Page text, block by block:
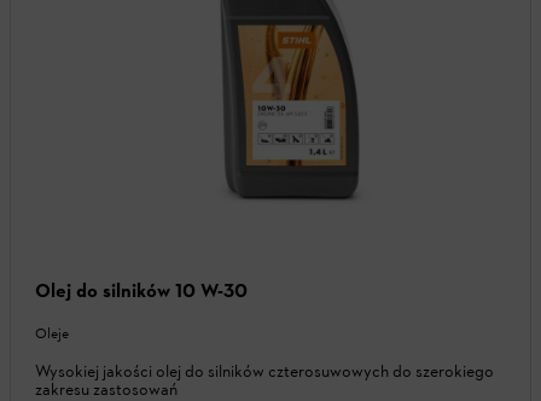
Olej do silników 10 W-30
Oleje
Wysokiej jakości olej do silników czterosuwowych do szerokiego
zakresu zastosowań